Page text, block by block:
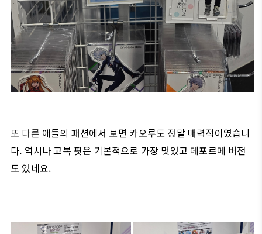
또 다른 애들의 패션에서 보면 카오루도 정말 매력적이였습니
다. 역시나 교복 핏은 기본적으로 가장 멋있고 데포르메 버전
도 있네요.